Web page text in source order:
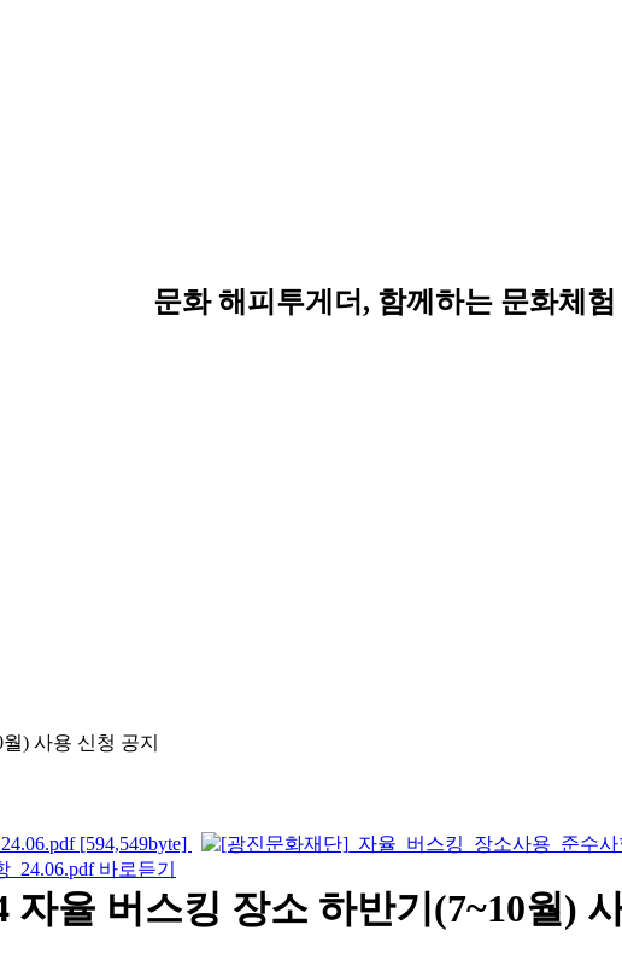
문화 해피투게더, 함께하는 문화체험
) 사용 신청 공지
[594,549byte]
자율 버스킹 장소 하반기(7~10월)